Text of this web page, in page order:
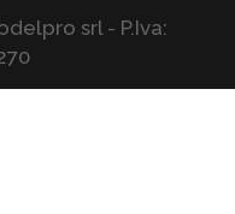
srl - P.Iva: